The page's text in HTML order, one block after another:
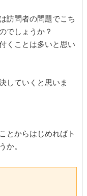
訪問者の問題でこち
でしょうか？
くことは多いと思い
していくと思いま
とからはじめればト
か。